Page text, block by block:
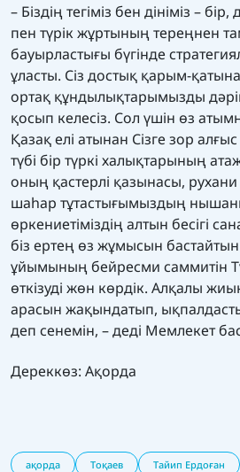
– Біздің тегіміз бен дініміз – бір,
пен түрік жұртының тереңнен
бауырластығы бүгінде
ұласты. Сіз достық қарым-
ортақ құндылықтарымызды
қосып келесіз. Сол үшін өз
Қазақ елі атынан Сізге зор
түбі бір түркі халықтарының
оның қастерлі қазынасы, рухани
шаһар тұтастығымыздың
өркениетіміздің алтын бесігі
біз ертең өз жұмысын бастайтын
ұйымының бейресми саммитін
өткізуді жөн көрдік. Алқалы
арасын жақындатып,
деп сенемін, – деді Мемлекет
Дереккөз: Ақорда
ақорда Тоқаев Тайип Ердоған